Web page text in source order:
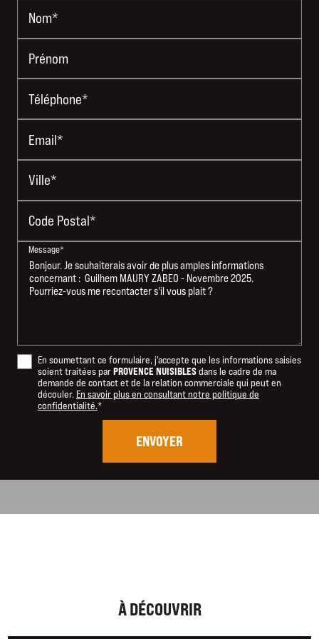
Nom*
Prénom
Téléphone*
Email*
Ville*
Code Postal*
Message*
En soumettant ce formulaire, j'accepte que les informations saisies
soient traitées parPROVENCE NUISIBLESdans le cadre de ma
demande de contact et de la relation commerciale qui peut en
découler. En savoir plus en consultant notre politique de
confidentialité.*
À DÉCOUVRIR